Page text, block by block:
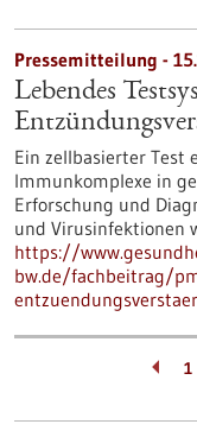
Pressemitteilung -
Lebendes
Ein zellbasierter Test
Immunkomplexe in
Erforschung und
und Virusinfektionen
https://
bw.de/fachbeitrag/
1